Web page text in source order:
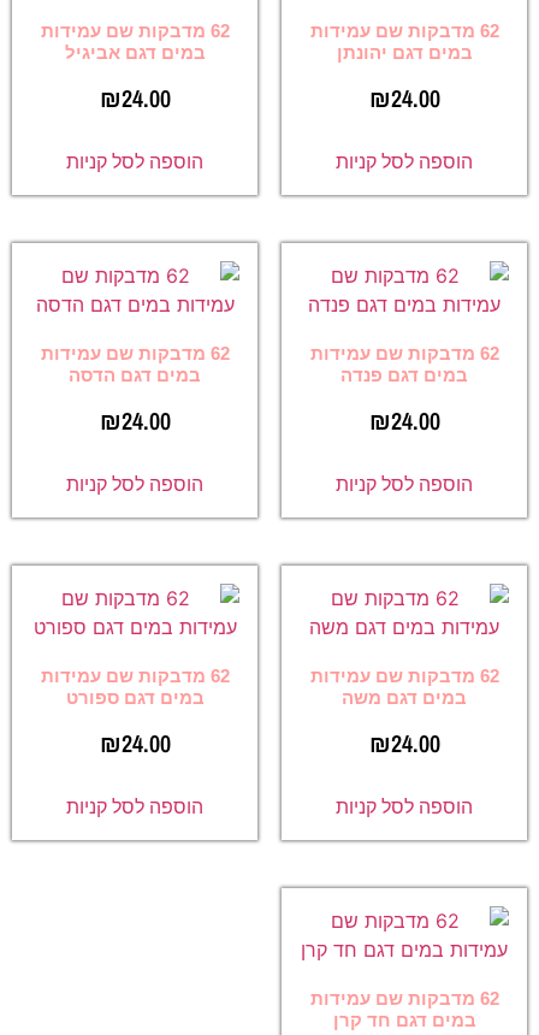
62 מדבקות שם עמידות
במים דגם יהונתן
₪24.00
הוספה לסל קניות
62 מדבקות שם עמידות
במים דגם אביגיל
₪24.00
הוספה לסל קניות
62 מדבקות שם עמידות
במים דגם פנדה
₪24.00
הוספה לסל קניות
62 מדבקות שם עמידות
במים דגם הדסה
₪24.00
הוספה לסל קניות
62 מדבקות שם עמידות
במים דגם משה
₪24.00
הוספה לסל קניות
62 מדבקות שם עמידות
במים דגם ספורט
₪24.00
הוספה לסל קניות
62 מדבקות שם עמידות
במים דגם חד קרן